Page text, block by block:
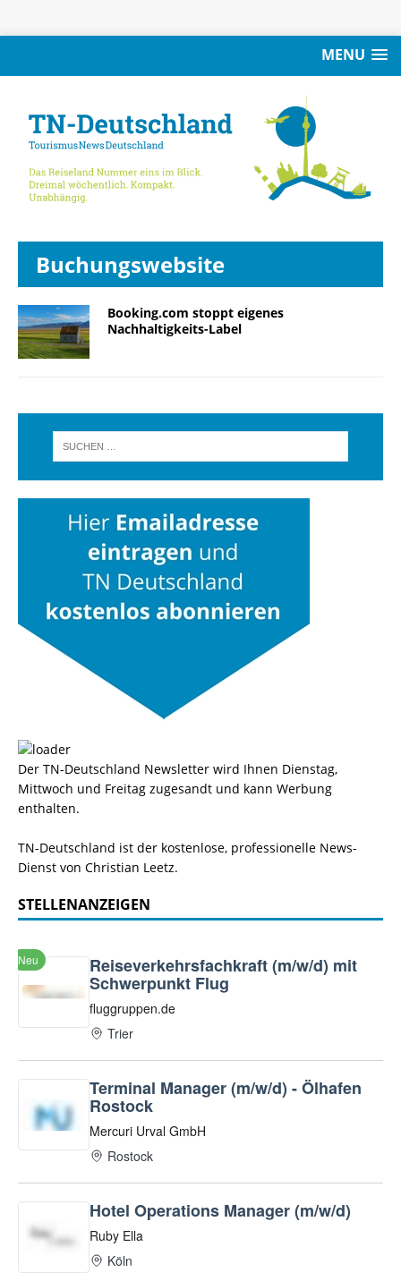
MENU
Buchungswebsite
Booking.com stoppt eigenes
Nachhaltigkeits-Label
Der TN-Deutschland Newsletter wird Ihnen Dienstag,
Mittwoch und Freitag zugesandt und kann Werbung
enthalten.
TN-Deutschland ist der kostenlose, professionelle News-
Dienst von Christian Leetz.
STELLENANZEIGEN